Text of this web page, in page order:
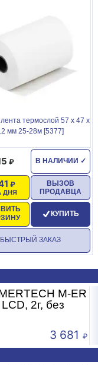
термослой 57 х 47 х
мм 25-28м [5377]
В НАЛИЧИИ ✓
ДНЯ
ВЫЗОВ
ПРОДАВЦА
КУПИТЬ
БЫСТРЫЙ ЗАКАЗ
M-ER
2г, без
3 681